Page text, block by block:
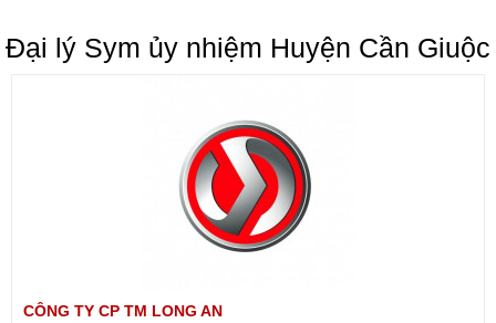
Đại lý Sym ủy nhiệm Huyện Cần Giuộc
CÔNG TY CP TM LONG AN